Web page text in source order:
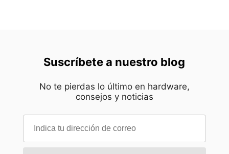
Suscríbete a nuestro blog
No te pierdas lo último en hardware,
consejos y noticias